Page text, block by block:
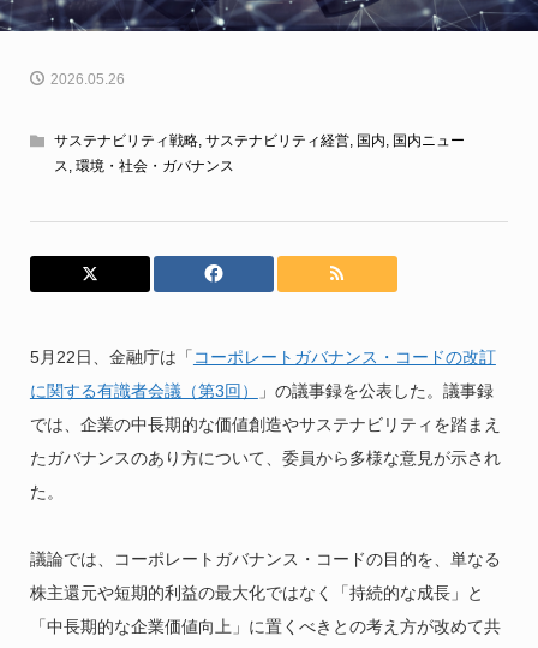
2026.05.26
サステナビリティ戦略, サステナビリティ経営, 国内, 国内ニュー
ス, 環境・社会・ガバナンス
5月22日、金融庁は「 コーポレートガバナンス・コードの改訂
に関する有識者会議（第3回）
」の議事録を公表した。議事録
では、企業の中長期的な価値創造やサステナビリティを踏まえ
たガバナンスのあり方について、委員から多様な意見が示され
た。
議論では、コーポレートガバナンス・コードの目的を、単なる
株主還元や短期的利益の最大化ではなく「持続的な成長」と
「中長期的な企業価値向上」に置くべきとの考え方が改めて共